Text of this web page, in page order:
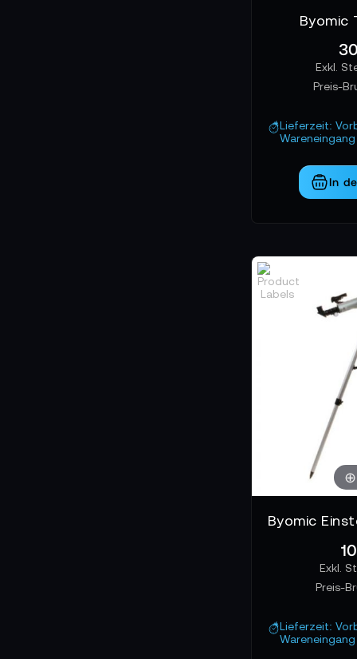
Byomic
Preis-
Lieferzeit:
In
Preis-
Lieferzeit: